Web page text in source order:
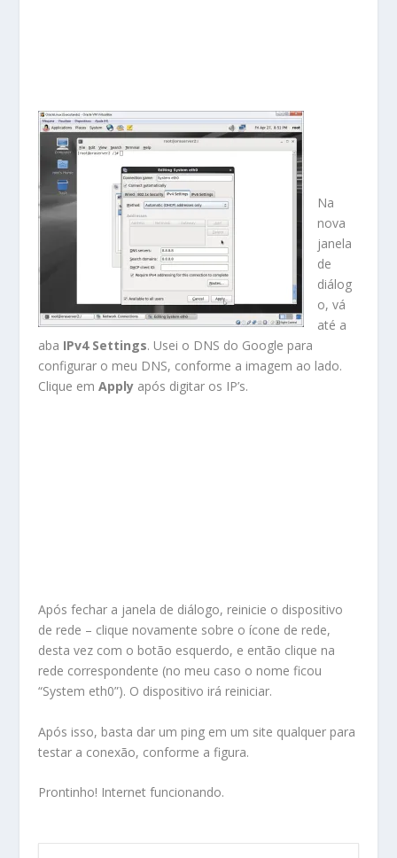
Na
nova
janela
de
diálog
o, vá
até a
aba IPv4 Settings. Usei o DNS do Google para
configurar o meu DNS, conforme a imagem ao lado.
Clique em Apply após digitar os IP’s.
Após fechar a janela de diálogo, reinicie o dispositivo
de rede – clique novamente sobre o ícone de rede,
desta vez com o botão esquerdo, e então clique na
rede correspondente (no meu caso o nome ficou
“System eth0”). O dispositivo irá reiniciar.
Após isso, basta dar um ping em um site qualquer para
testar a conexão, conforme a figura.
Prontinho! Internet funcionando.